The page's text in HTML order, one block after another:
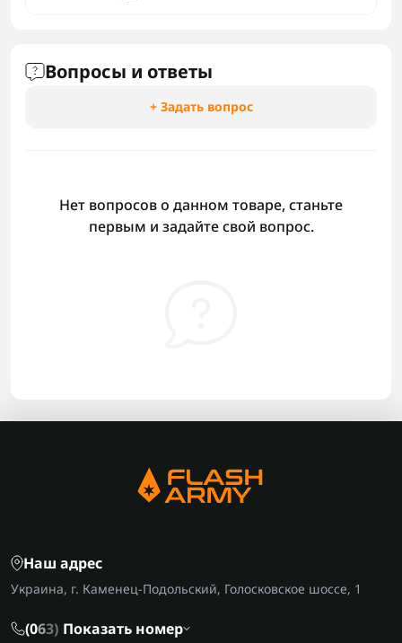
Вопросы и ответы
+ Задать вопрос
Нет вопросов о данном товаре, станьте
первым и задайте свой вопрос.
Наш адрес
Украина, г. Каменец-Подольский, Голосковское шоссе, 1
(063) Показать номер